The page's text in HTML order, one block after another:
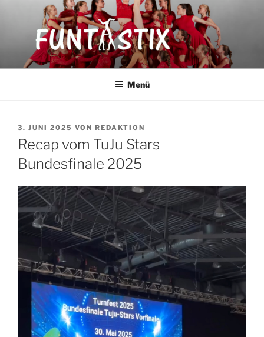
FUNTASTIX
Showakrobatik
Menü
VERÖFFENTLICHT
AM
3. JUNI 2025 VON REDAKTION
Recap vom TuJu Stars
Bundesfinale 2025